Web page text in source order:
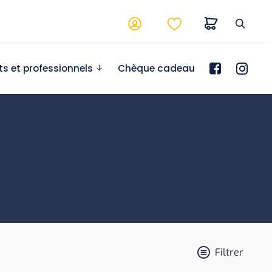
et professionnels Chèque cadeau
Filtrer